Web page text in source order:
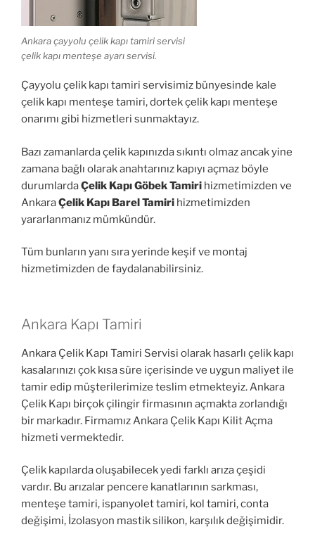
Ankara çayyolu çelik kapı tamiri servisi
çelik kapı menteşe ayarı servisi.
Çayyolu çelik kapı tamiri servisimiz bünyesinde kale
çelik kapı menteşe tamiri, dortek çelik kapı menteşe
onarımı gibi hizmetleri sunmaktayız.
Bazı zamanlarda çelik kapınızda sıkıntı olmaz ancak yine
zamana bağlı olarak anahtarınız kapıyı açmaz böyle
durumlardaÇelik Kapı Göbek Tamiri hizmetimizden ve
AnkaraÇelik Kapı Barel Tamiri hizmetimizden
yararlanmanız mümkündür.
Tüm bunların yanı sıra yerinde keşif ve montaj
hizmetimizden de faydalanabilirsiniz.
Ankara Kapı Tamiri
Ankara Çelik Kapı Tamiri Servisi olarak hasarlı çelik kapı
kasalarınızı çok kısa süre içerisinde ve uygun maliyet ile
tamir edip müşterilerimize teslim etmekteyiz. Ankara
Çelik Kapı birçok çilingir firmasının açmakta zorlandığı
bir markadır. Firmamız Ankara Çelik Kapı Kilit Açma
hizmeti vermektedir.
Çelik kapılarda oluşabilecek yedi farklı arıza çeşidi
vardır. Bu arızalar pencere kanatlarının sarkması,
menteşe tamiri, ispanyolet tamiri, kol tamiri, conta
değişimi, İzolasyon mastik silikon, karşılık değişimidir.